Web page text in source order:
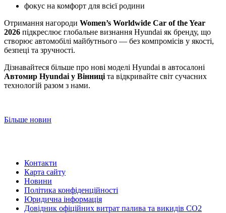
фокус на комфорт для всієї родини
Отримання нагороди Women’s Worldwide Car of the Year
2026 підкреслює глобальне визнання Hyundai як бренду, що
створює автомобілі майбутнього — без компромісів у якості,
безпеці та зручності.
Дізнавайтеся більше про нові моделі Hyundai в автосалоні
Автомир Hyundai у Вінниці та відкривайте світ сучасних
технологій разом з нами.
Більше новин
Контакти
Карта сайту
Новини
Політика конфіденційності
Юридична інформація
Довідник офіційних витрат палива та викидів СО2